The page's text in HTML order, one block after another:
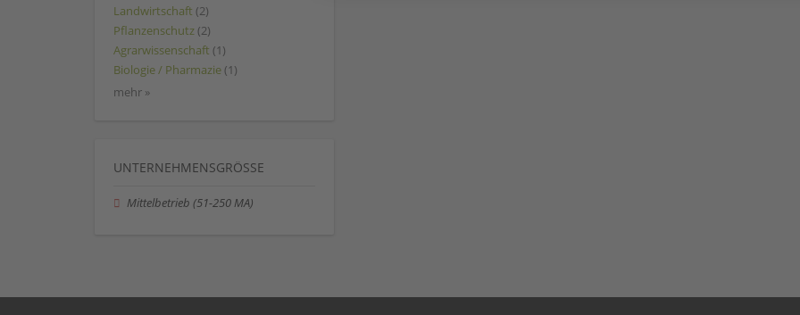
Landwirtschaft (2)
Pflanzenschutz (2)
Agrarwissenschaft (1)
Biologie / Pharmazie (1)
mehr »
UNTERNEHMENSGRÖSSE
Mittelbetrieb (51-250 MA)